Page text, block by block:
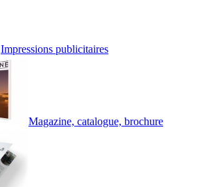
Impressions publicitaires
Magazine, catalogue, brochure